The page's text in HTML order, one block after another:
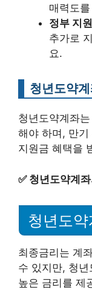
매력도
정부 지
추가로
요.
청년도약
청년도약계좌
해야 하며, 만
지원금 혜택을
✅ 청년도약계
청년도
최종금리는 계
수 있지만, 청
높은 금리를 제